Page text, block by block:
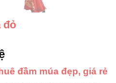
đỏ
đầm múa đẹp, giá rẻ